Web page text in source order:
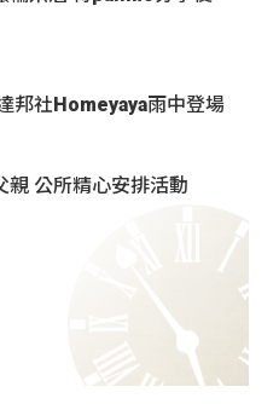
邦社Homeyaya雨中登場
親 公所精心安排活動